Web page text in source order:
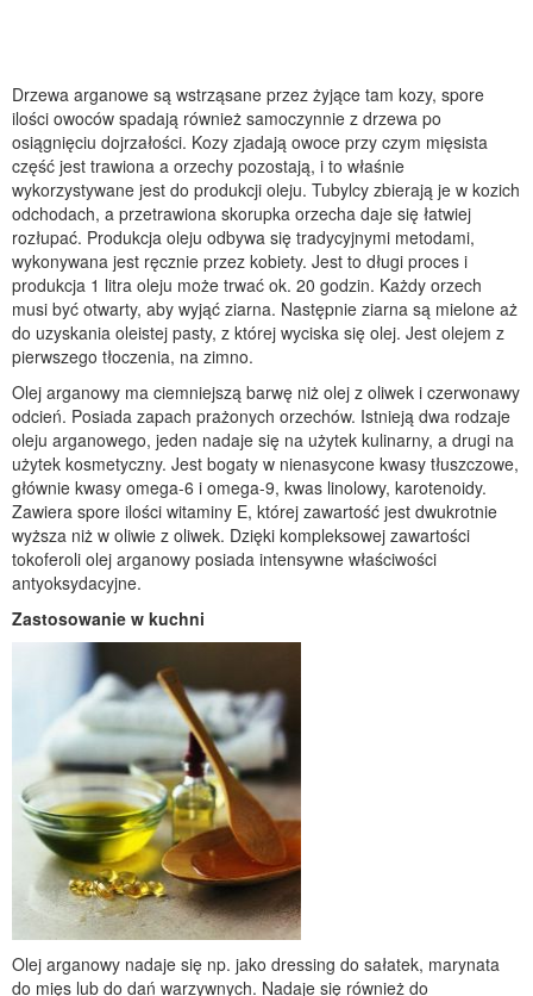
Drzewa arganowe są wstrząsane przez żyjące tam kozy, spore
ilości owoców spadają również samoczynnie z drzewa po
osiągnięciu dojrzałości. Kozy zjadają owoce przy czym mięsista
część jest trawiona a orzechy pozostają, i to właśnie
wykorzystywane jest do produkcji oleju. Tubylcy zbierają je w kozich
odchodach, a przetrawiona skorupka orzecha daje się łatwiej
rozłupać. Produkcja oleju odbywa się tradycyjnymi metodami,
wykonywana jest ręcznie przez kobiety. Jest to długi proces i
produkcja 1 litra oleju może trwać ok. 20 godzin. Każdy orzech
musi być otwarty, aby wyjąć ziarna. Następnie ziarna są mielone aż
do uzyskania oleistej pasty, z której wyciska się olej. Jest olejem z
pierwszego tłoczenia, na zimno.
Olej arganowy ma ciemniejszą barwę niż olej z oliwek i czerwonawy
odcień. Posiada zapach prażonych orzechów. Istnieją dwa rodzaje
oleju arganowego, jeden nadaje się na użytek kulinarny, a drugi na
użytek kosmetyczny. Jest bogaty w nienasycone kwasy tłuszczowe,
głównie kwasy omega-6 i omega-9, kwas linolowy, karotenoidy.
Zawiera spore ilości witaminy E, której zawartość jest dwukrotnie
wyższa niż w oliwie z oliwek. Dzięki kompleksowej zawartości
tokoferoli olej arganowy posiada intensywne właściwości
antyoksydacyjne.
Zastosowanie w kuchni
Olej arganowy nadaje się np. jako dressing do sałatek, marynata
do mięs lub do dań warzywnych. Nadaje się również do